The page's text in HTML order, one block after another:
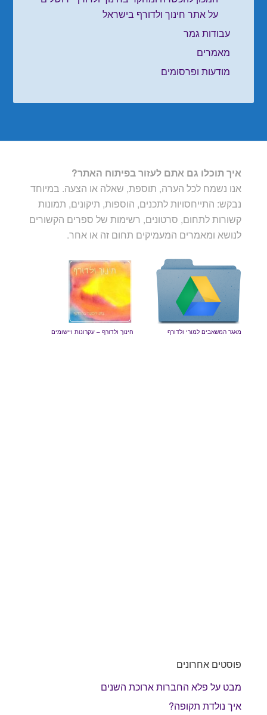
על אתר חינוך ולדורף בישראל
עבודות גמר
מאמרים
מודעות ופרסומים
איך תוכלו גם אתם לעזור בפיתוח האתר?
אנו נשמח לכל הערה, תוספת, שאלה או הצעה. במיוחד
נבקש: התייחסויות לתכנים, הוספות, תיקונים, תמונות
קשורות לתחום, סרטונים, רשימות של ספרים הקשורים
לנושא ומאמרים המעמיקים תחום זה או אחר.
חינוך ולדורף – עקרונות ויישומים מאגר המשאבים למורי ולדורף
פוסטים אחרונים
מבט על פלא החברות ארוכת השנים
איך נולדת תקופה?